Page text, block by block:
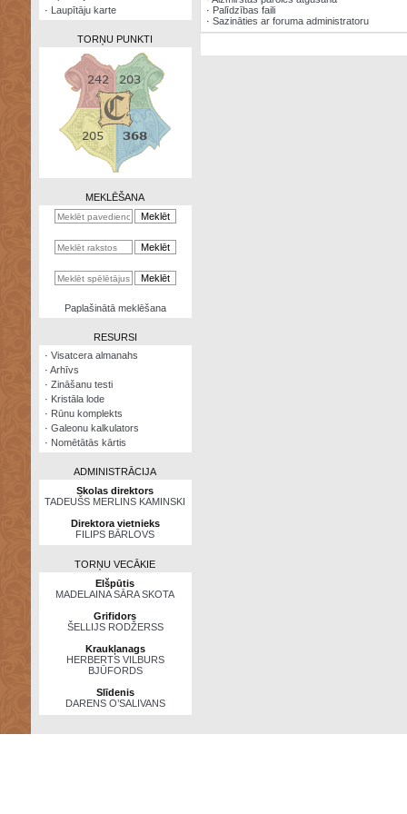
kalkulators
· Laupītāju karte
TORŅU PUNKTI
MEKLĒŠANA
Paplašinātā meklēšana
RESURSI
· Visatcera almanahs
· Arhīvs
· Zināšanu testi
· Kristāla lode
· Rūnu komplekts
· Galeonu kalkulators
· Nomētātās kārtis
ADMINISTRĀCIJA
Skolas direktors
TADEUŠS MERLINS KAMINSKI
Direktora vietnieks
FILIPS BĀRLOVS
TORŅU VECĀKIE
Elšpūtis
MADELAINA SĀRA SKOTA
Grifidors
ŠELLIJS RODŽERSS
Kraukļanags
HERBERTS VILBURS
BJŪFORDS
Slīdenis
DARENS O’SALIVANS
· Palīdzības faili
· Sazināties ar foruma administratoru